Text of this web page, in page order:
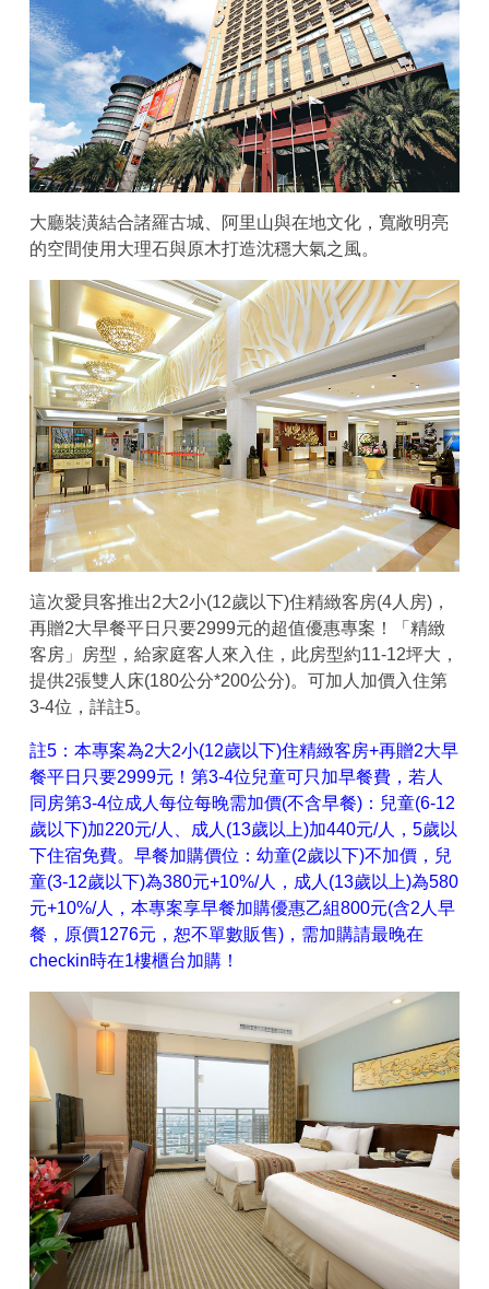
大廳裝潢結合諸羅古城、阿里山與在地文化，寬敞明亮
的空間使用大理石與原木打造沈穩大氣之風。
這次愛貝客推出2大2小(12歲以下)住精緻客房(4人房)，
再贈2大早餐平日只要2999元的超值優惠專案！「精緻
客房」房型，給家庭客人來入住，此房型約11-12坪大，
提供2張雙人床(180公分*200公分)。可加人加價入住第
3-4位，詳註5。
註5：本專案為2大2小(12歲以下)住精緻客房+再贈2大早
餐平日只要2999元！第3-4位兒童可只加早餐費，若人
同房第3-4位成人每位每晚需加價(不含早餐)：兒童(6-12
歲以下)加220元/人、成人(13歲以上)加440元/人，5歲以
下住宿免費。早餐加購價位：幼童(2歲以下)不加價，兒
童(3-12歲以下)為380元+10%/人，成人(13歲以上)為580
元+10%/人，本專案享早餐加購優惠乙組800元(含2人早
餐，原價1276元，恕不單數販售)，需加購請最晚在
checkin時在1樓櫃台加購！